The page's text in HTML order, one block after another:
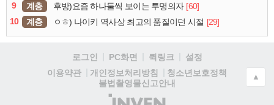
9
계층 후방)요즘 하나둘씩 보이는 투명의자 [60]
10
계층 ㅇㅎ) 나이키 역사상 최고의 품질이던 시절 [29]
로그인 PC화면 퀵링크
설정
이용약관
개인정보처리방침
청소년보호정책
불법촬영물신고안내
(주)
▲